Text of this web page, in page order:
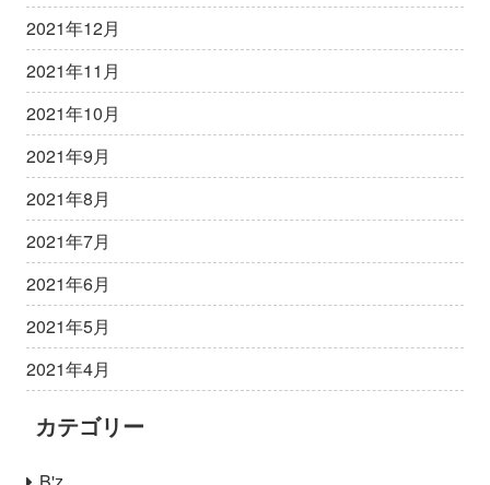
2021年12月
2021年11月
2021年10月
2021年9月
2021年8月
2021年7月
2021年6月
2021年5月
2021年4月
カテゴリー